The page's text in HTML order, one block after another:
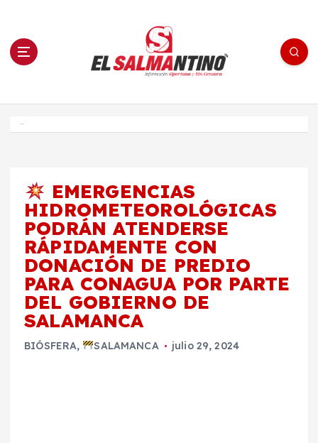
n El Salmantino - medios/noticias/editorial
EMERGENCIAS
HIDROMETEOROLÓGICAS
PODRÁN ATENDERSE
RÁPIDAMENTE CON
DONACIÓN DE PREDIO
PARA CONAGUA POR PARTE
DEL GOBIERNO DE
SALAMANCA
BIÓSFERA, SALAMANCA julio 29, 2024